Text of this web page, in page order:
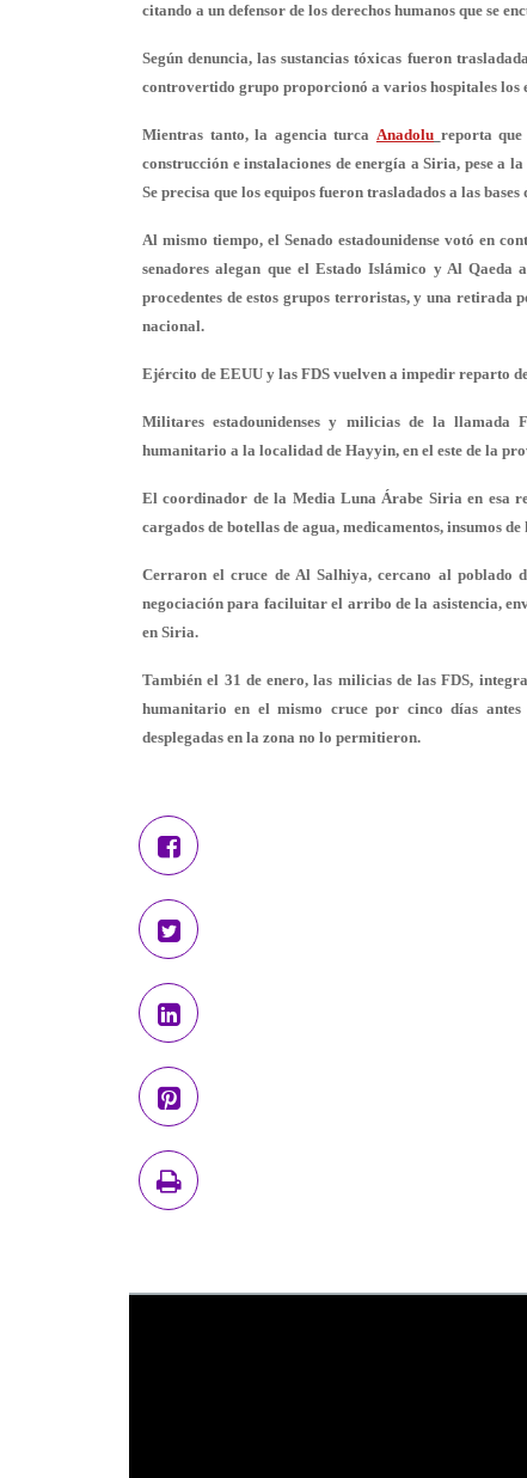
citando a un defensor de los derechos humanos que se
Según denuncia, las sustancias tóxicas fueron
controvertido grupo proporcionó a varios hospitales los
Mientras tanto, la agencia turca Anadolu reporta que
construcción e instalaciones de energía a Siria, pese a
Se precisa que los equipos fueron trasladados a las
Al mismo tiempo, el Senado estadounidense votó en
senadores alegan que el Estado Islámico y Al Qaeda
procedentes de estos grupos terroristas, y una retirada
nacional.
Ejército de EEUU y las FDS vuelven a impedir reparto
Militares estadounidenses y milicias de la llamada
humanitario a la localidad de Hayyin, en el este de la
El coordinador de la Media Luna Árabe Siria en esa
cargados de botellas de agua, medicamentos, insumos
Cerraron el cruce de Al Salhiya, cercano al poblado
negociación para faciluitar el arribo de la asistencia,
en Siria.
También el 31 de enero, las milicias de las FDS,
humanitario en el mismo cruce por cinco días
desplegadas en la zona no lo permitieron.